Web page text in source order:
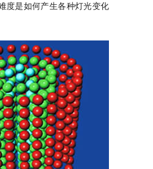
度是如何产生各种灯光变化